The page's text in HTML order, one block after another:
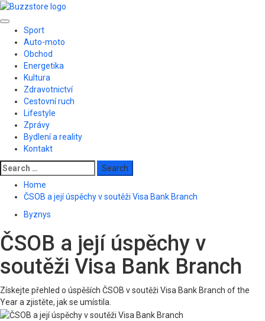
Skip
content
Primary
Menu
Sport
Auto-moto
Obchod
Energetika
Kultura
Zdravotnictví
Cestovní ruch
Lifestyle
Zprávy
Bydlení a reality
Kontakt
Search
for:
Home
ČSOB a její úspěchy v soutěži Visa Bank Branch
Byznys
ČSOB a její úspěchy v
soutěži Visa Bank Branch
Získejte přehled o úspěších ČSOB v soutěži Visa Bank Branch of the
Year a zjistěte, jak se umístila.